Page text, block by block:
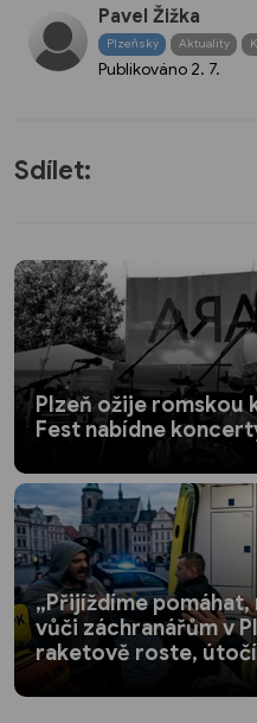
Pavel Žižka
Plzeňský Aktuality
Publikováno 2. 7.
Sdílet:
Plzeň ožije
Fest nabídne
„Přijíždíme
vůči záchranářům v
raketově roste, útočí